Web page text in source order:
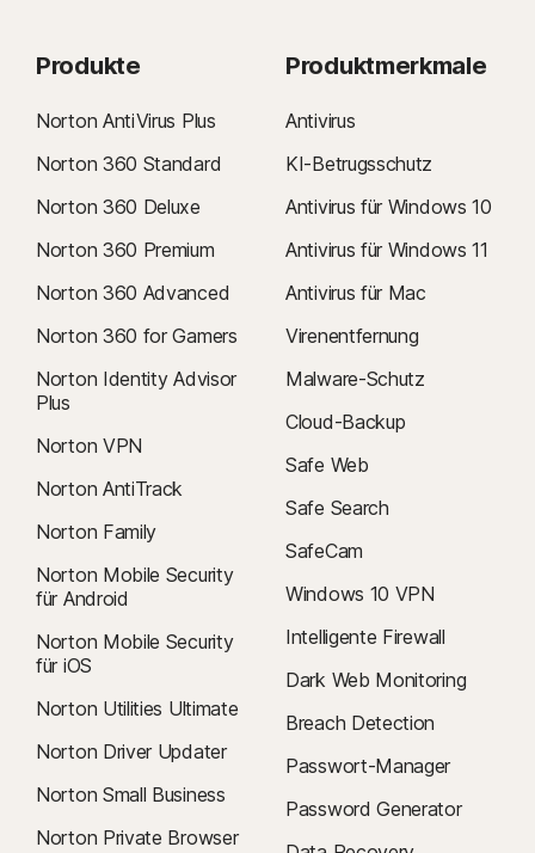
Produkte
Norton AntiVirus Plus
Norton 360 Standard
Norton 360 Deluxe
Norton 360 Premium
Norton 360 Advanced
Norton 360 for Gamers
Norton Identity Advisor
Plus
Norton VPN
Norton AntiTrack
Norton Family
Norton Mobile Security
für Android
Norton Mobile Security
für iOS
Norton Utilities Ultimate
Norton Driver Updater
Norton Small Business
Norton Private Browser
Produktmerkmale
Antivirus
KI-Betrugsschutz
Antivirus für Windows 10
Antivirus für Windows 11
Antivirus für Mac
Virenentfernung
Malware-Schutz
Cloud-Backup
Safe Web
Safe Search
SafeCam
Windows 10 VPN
Intelligente Firewall
Dark Web Monitoring
Breach Detection
Passwort-Manager
Password Generator